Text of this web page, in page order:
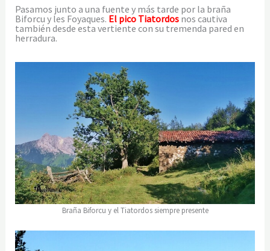
Pasamos junto a una fuente y más tarde por la braña
Biforcu y les Foyaques. El pico Tiatordosnos cautiva
también desde esta vertiente con su tremenda pared en
herradura.
Braña Biforcu y el Tiatordos siempre presente